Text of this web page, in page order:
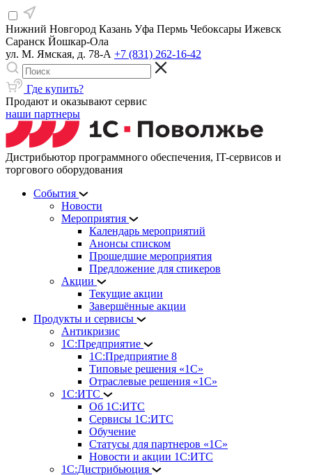
Нижний Новгород Казань Уфа Пермь Чебоксары Ижевск
Саранск Йошкар-Ола
ул. М. Ямская, д. 78-А +7 (831) 262-16-42
Где купить?
Продают и оказывают сервис
наши партнеры
Дистрибьютор программного обеспечения, IT-сервисов и
торгового оборудования
События
Новости
Мероприятия
Календарь мероприятий
Анонсы списком
Прошедшие мероприятия
Предложение для спикеров
Акции
Текущие акции
Завершённые акции
Продукты и сервисы
Антикризис
1С:Предприятие
1С:Предприятие 8
Типовые решения «1С»
Отраслевые решения «1С»
1С:ИТС
Об 1С:ИТС
Сервисы 1С:ИТС
Обучение
Статусы для партнеров «1С»
Новости и акции 1С:ИТС
1С:Дистрибьюция